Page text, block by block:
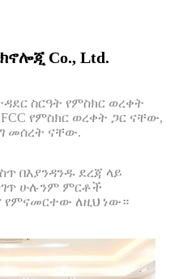
Co., Ltd.
ስርዓት የምስክር ወረቀት
የምስክር ወረቀት ጋር ናቸው,
መሰረት ናቸው.
በእያንዳንዱ ደረጃ ላይ
ሁሉንም ምርቶች
የምናመርተው ለዚህ ነው።